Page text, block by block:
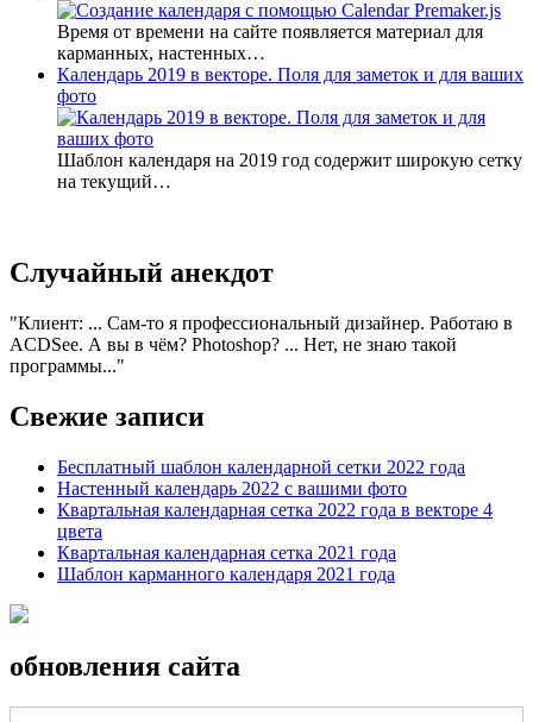
Время от времени на сайте появляется материал для
карманных, настенных…
Календарь 2019 в векторе. Поля для заметок и для ваших
фото
Шаблон календаря на 2019 год содержит широкую сетку
на текущий…
Случайный анекдот
Клиент: ... Сам-то я профессиональный дизайнер. Работаю в
ACDSee. А вы в чём? Photoshop? ... Нет, не знаю такой
программы...
Свежие записи
Бесплатный шаблон календарной сетки 2022 года
Настенный календарь 2022 с вашими фото
Квартальная календарная сетка 2022 года в векторе 4
цвета
Квартальная календарная сетка 2021 года
Шаблон карманного календаря 2021 года
обновления сайта